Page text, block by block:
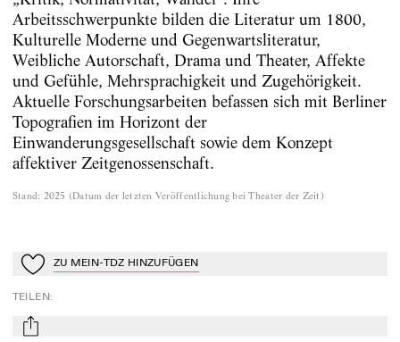
Arbeitsschwerpunkte bilden die Literatur um 1800,
Kulturelle Moderne und Gegenwartsliteratur,
Weibliche Autorschaft, Drama und Theater, Affekte
und Gefühle, Mehrsprachigkeit und Zugehörigkeit.
Aktuelle Forschungsarbeiten befassen sich mit Berliner
Topografien im Horizont der
Einwanderungsgesellschaft sowie dem Konzept
affektiver Zeitgenossenschaft.
Stand: 2025 (Datum der letzten Veröffentlichung bei Theater der Zeit )
Zu Mein-TdZ hinzufügen
ZU MEIN-TDZ HINZUFÜGEN
TEILEN:
mail